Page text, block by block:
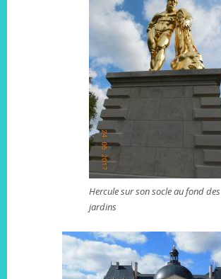
Hercule sur son socle au fond des
jardins